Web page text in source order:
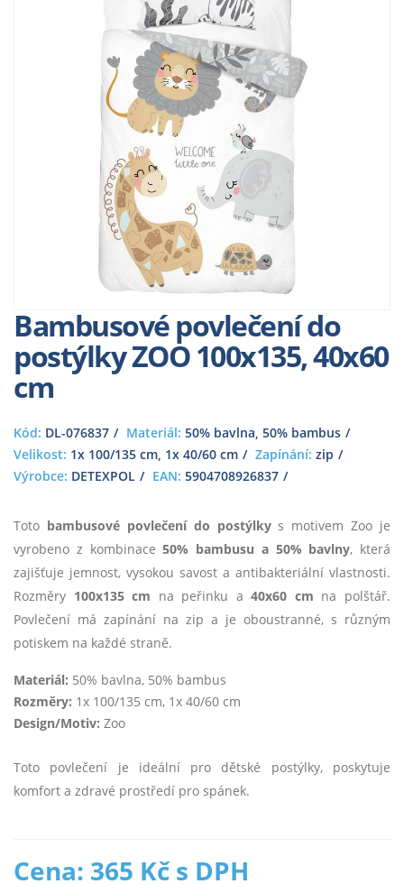
Bambusové povlečení do
postýlky ZOO 100x135, 40x60
cm
Kód: DL-076837 Materiál: 50% bavlna, 50% bambus
Velikost: 1x 100/135 cm, 1x 40/60 cm Zapínání: zip
Výrobce: DETEXPOL EAN: 5904708926837
Toto bambusové povlečení do postýlkys motivem Zoo je
vyrobeno z kombinace50% bambusu a 50% bavlny, která
zajišťuje jemnost, vysokou savost a antibakteriální vlastnosti.
Rozměry 100x135 cm na peřinku a40x60 cm na polštář.
Povlečení má zapínání na zip a je oboustranné, s různým
potiskem na každé straně.
Materiál: 50% bavlna, 50% bambus
Rozměry: 1x 100/135 cm, 1x 40/60 cm
Design/Motiv: Zoo
Toto povlečení je ideální pro dětské postýlky, poskytuje
komfort a zdravé prostředí pro spánek.
Cena: 365 Kč s DPH